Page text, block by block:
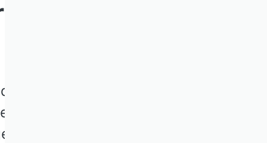
Hochschullehrer für
Ethik-Kodizes. Eine